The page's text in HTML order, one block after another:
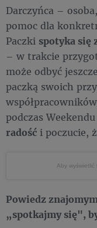
Darczyńca –
pomoc dla
Paczki spotyka się
– w trakcie
może odbyć
paczką swoich
podczas
radość i poczucie,
Aby wyświetlić
Powiedz
„spotkajmy się",